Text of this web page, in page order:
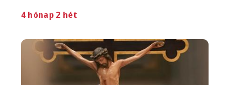
4 hónap 2 hét
Image